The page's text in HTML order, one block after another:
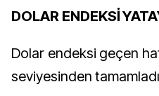
DOLAR ENDEKSİ
Dolar endeksi geçen
seviyesinden